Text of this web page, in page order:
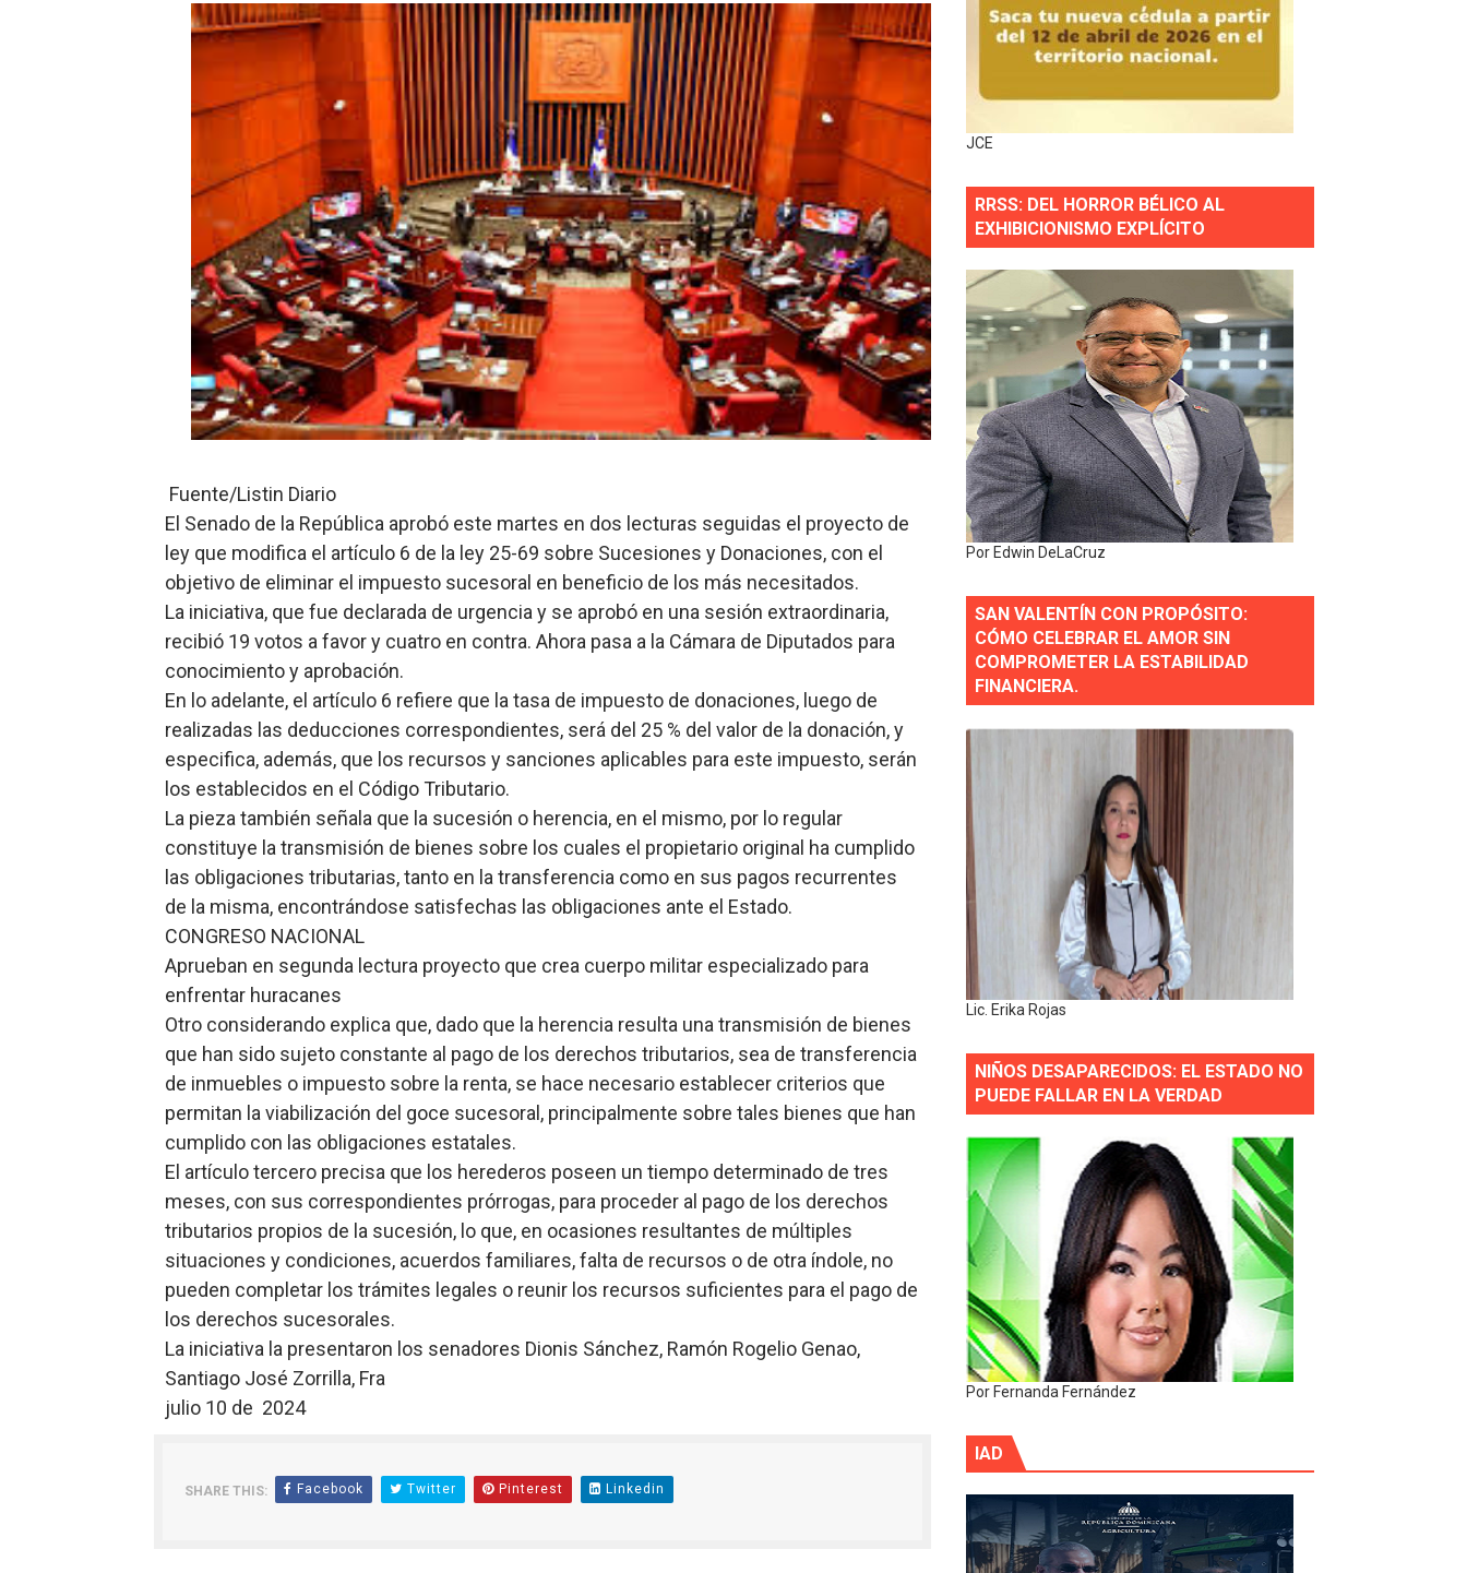
CESDN urge fortalecer el sistema eléctrico ante constantes apagones en Santo Domingo Norte
Cacerolazos, gomas quemadas y bombas lagrimógenas: Tensión en la Fernández Domínguez por apagones en Cayenas y Residencial Amalia
Roberto Ángel Salcedo anuncia festival cultural para la región Este
Roberto Ángel Salcedo anuncia festival cultural para la región Este
Respuesta oportuna de Propeep permite a familia de La Cuaba recuperar su hogar tras incendio
Juramentan a Angelina Biviana Riveiro como nueva vicepresidenta ejecutiva de Fiduciaria Reservas.
DIGEIG y Liga Municipal Dominicana impulsan metas de transparencia
Tribunal Superior Administrativo anula permisos urbanísticos del proyecto Everest Tower en Piantini
JCE flexibiliza renovación de cédula: adiós al orden por mes de nacimiento en municipios pequeños
Restaurante Amigos es reconocido por sus cuatro décadas de excelencia en el sector gastronómico
Banco Popular escala 17 posiciones en los mil mejores bancos del mundo
SNS y el SRSO actualizan Manual de Comunicación Interna y Externa para fortalecer gestión comunicacional en salud
Osiris de León responde a Roberto Tineo y a Yeisy por sus críticas destempladas sobre Presa de Guaiguí: "Es ignorancia supina"
DGPCF: 55 años sembrando desarrollo y fortaleciendo la frontera dominicana
Operativo interagencial frena delitos ambientales y recupera terrenos en zonas protegidas del país
Fuente/Listin Diario
El Senado de la República aprobó este martes en dos lecturas seguidas el proyecto de
ley que modifica el artículo 6 de la ley 25-69 sobre Sucesiones y Donaciones, con el
objetivo de eliminar el impuesto sucesoral en beneficio de los más necesitados.
La iniciativa, que fue declarada de urgencia y se aprobó en una sesión extraordinaria,
recibió 19 votos a favor y cuatro en contra. Ahora pasa a la Cámara de Diputados para
conocimiento y aprobación.
En lo adelante, el artículo 6 refiere que la tasa de impuesto de donaciones, luego de
realizadas las deducciones correspondientes, será del 25 % del valor de la donación, y
especifica, además, que los recursos y sanciones aplicables para este impuesto, serán
los establecidos en el Código Tributario.
La pieza también señala que la sucesión o herencia, en el mismo, por lo regular
constituye la transmisión de bienes sobre los cuales el propietario original ha cumplido
las obligaciones tributarias, tanto en la transferencia como en sus pagos recurrentes
de la misma, encontrándose satisfechas las obligaciones ante el Estado.
CONGRESO NACIONAL
Aprueban en segunda lectura proyecto que crea cuerpo militar especializado para
enfrentar huracanes
Otro considerando explica que, dado que la herencia resulta una transmisión de bienes
que han sido sujeto constante al pago de los derechos tributarios, sea de transferencia
de inmuebles o impuesto sobre la renta, se hace necesario establecer criterios que
permitan la viabilización del goce sucesoral, principalmente sobre tales bienes que han
cumplido con las obligaciones estatales.
El artículo tercero precisa que los herederos poseen un tiempo determinado de tres
meses, con sus correspondientes prórrogas, para proceder al pago de los derechos
tributarios propios de la sucesión, lo que, en ocasiones resultantes de múltiples
situaciones y condiciones, acuerdos familiares, falta de recursos o de otra índole, no
pueden completar los trámites legales o reunir los recursos suficientes para el pago de
los derechos sucesorales.
La iniciativa la presentaron los senadores Dionis Sánchez, Ramón Rogelio Genao,
Santiago José Zorrilla, Fra
julio 10 de 2024
SHARE THIS: Facebook Twitter Pinterest Linkedin
JCE
RRSS: DEL HORROR BÉLICO AL
EXHIBICIONISMO EXPLÍCITO
Por Edwin DeLaCruz
SAN VALENTÍN CON PROPÓSITO:
CÓMO CELEBRAR EL AMOR SIN
COMPROMETER LA ESTABILIDAD
FINANCIERA.
Lic. Erika Rojas
NIÑOS DESAPARECIDOS: EL ESTADO NO
PUEDE FALLAR EN LA VERDAD
Por Fernanda Fernández
IAD